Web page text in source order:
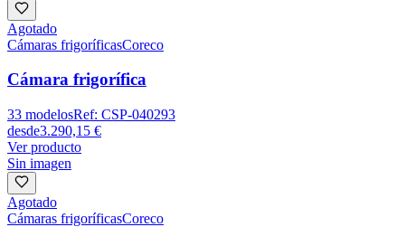
Agotado
Cámaras frigoríficasCoreco
Cámara frigorífica
33 modelosRef: CSP-040293
desde3.290,15 €
Ver producto
Sin imagen
Agotado
Cámaras frigoríficasCoreco